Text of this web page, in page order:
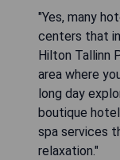
"Yes, many
centers that
Hilton Tallinn
area where
long day
boutique
spa services
relaxation."